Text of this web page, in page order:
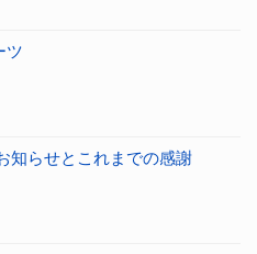
ツ
知らせとこれまでの感謝